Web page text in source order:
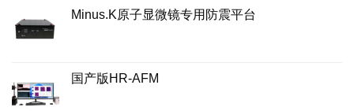
Minus.K原子显微镜专用防震平台
国产版HR-AFM